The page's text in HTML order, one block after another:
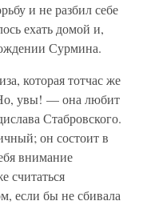
и не разбил себе
ехать домой и,
Сурмина.
которая тотчас же
увы! — она любит
Стабровского.
он состоит в
внимание
считаться
если бы не сбивала